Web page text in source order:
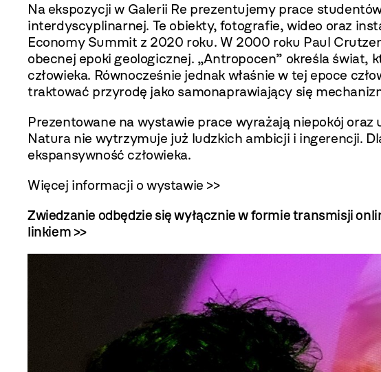
Na ekspozycji w Galerii Re prezentujemy prace
interdyscyplinarnej. Te obiekty, fotografie, wideo oraz
Economy Summit z 2020 roku. W 2000 roku Paul
obecnej epoki geologicznej. „Antropocen” określa
człowieka. Równocześnie jednak właśnie w tej epoce
traktować przyrodę jako samonaprawiający się
Prezentowane na wystawie prace wyrażają niepokój
Natura nie wytrzymuje już ludzkich ambicji i ingerencji.
ekspansywność człowieka.
Więcej informacji o wystawie >>
Zwiedzanie odbędzie się wyłącznie w formie transmisji
linkiem >>